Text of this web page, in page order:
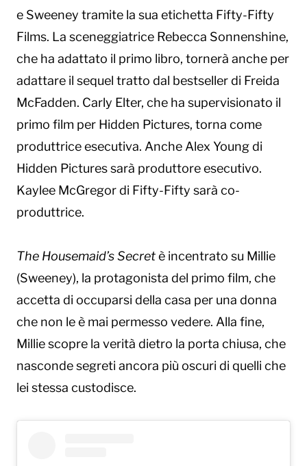
e Sweeney tramite la sua etichetta Fifty-Fifty
Films. La sceneggiatrice Rebecca Sonnenshine,
che ha adattato il primo libro, tornerà anche per
adattare il sequel tratto dal bestseller di Freida
McFadden. Carly Elter, che ha supervisionato il
primo film per Hidden Pictures, torna come
produttrice esecutiva. Anche Alex Young di
Hidden Pictures sarà produttore esecutivo.
Kaylee McGregor di Fifty-Fifty sarà co-
produttrice.
The Housemaid’s Secretè incentrato su Millie
(Sweeney), la protagonista del primo film, che
accetta di occuparsi della casa per una donna
che non le è mai permesso vedere. Alla fine,
Millie scopre la verità dietro la porta chiusa, che
nasconde segreti ancora più oscuri di quelli che
lei stessa custodisce.